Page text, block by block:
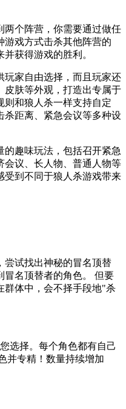
两个阵营，你需要通过做任
游戏方式击杀其他阵营的
获得游戏的胜利。
玩家自由选择，而且玩家还
皮肤等外观，打造出专属于
则和狼人杀一样支持自定
杀距离、紧急会议等多种设
的趣味玩法，包括召开紧急
会议、长人物、普通人物等
受到不同于狼人杀游戏带来
尝试找出神秘的冒名顶替
冒名顶替者的角色。 但要
群体中，会不择手段地"杀
选择。每个角色都有自己
并专精！数量持续增加